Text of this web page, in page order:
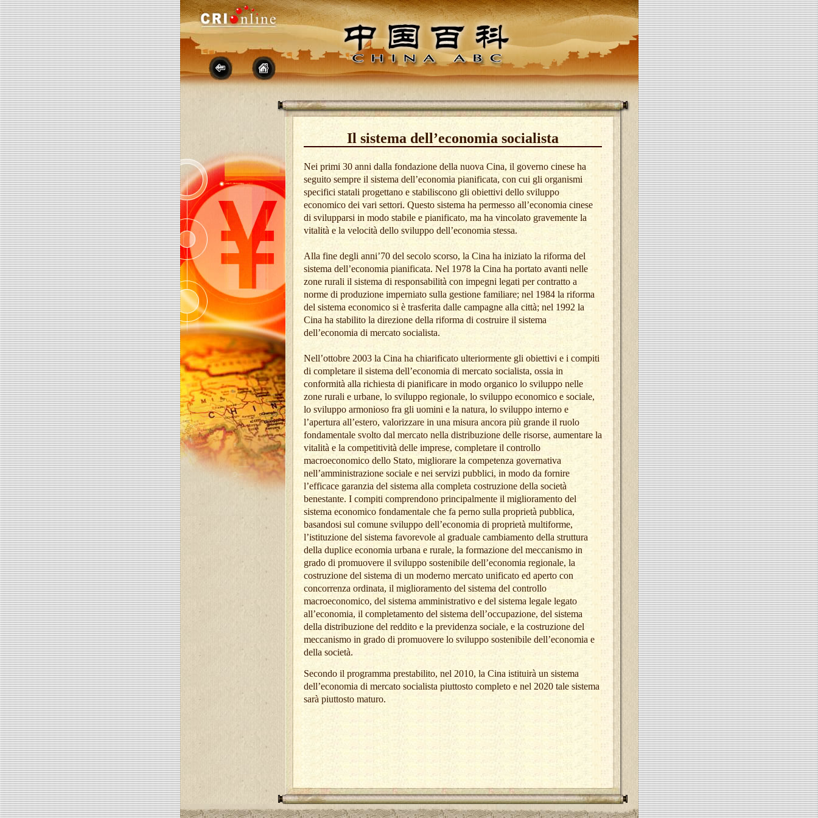
Il sistema dell’economia socialista
Nei primi 30 anni dalla fondazione della nuova Cina, il governo cinese ha
seguito sempre il sistema dell’economia pianificata, con cui gli organismi
specifici statali progettano e stabiliscono gli obiettivi dello sviluppo
economico dei vari settori. Questo sistema ha permesso all’economia cinese
di svilupparsi in modo stabile e pianificato, ma ha vincolato gravemente la
vitalità e la velocità dello sviluppo dell’economia stessa.
Alla fine degli anni’70 del secolo scorso, la Cina ha iniziato la riforma del
sistema dell’economia pianificata. Nel 1978 la Cina ha portato avanti nelle
zone rurali il sistema di responsabilità con impegni legati per contratto a
norme di produzione imperniato sulla gestione familiare; nel 1984 la riforma
del sistema economico si è trasferita dalle campagne alla città; nel 1992 la
Cina ha stabilito la direzione della riforma di costruire il sistema
dell’economia di mercato socialista.
Nell’ottobre 2003 la Cina ha chiarificato ulteriormente gli obiettivi e i compiti
di completare il sistema dell’economia di mercato socialista, ossia in
conformità alla richiesta di pianificare in modo organico lo sviluppo nelle
zone rurali e urbane, lo sviluppo regionale, lo sviluppo economico e sociale,
lo sviluppo armonioso fra gli uomini e la natura, lo sviluppo interno e
l’apertura all’estero, valorizzare in una misura ancora più grande il ruolo
fondamentale svolto dal mercato nella distribuzione delle risorse, aumentare la
vitalità e la competitività delle imprese, completare il controllo
macroeconomico dello Stato, migliorare la competenza governativa
nell’amministrazione sociale e nei servizi pubblici, in modo da fornire
l’efficace garanzia del sistema alla completa costruzione della società
benestante. I compiti comprendono principalmente il miglioramento del
sistema economico fondamentale che fa perno sulla proprietà pubblica,
basandosi sul comune sviluppo dell’economia di proprietà multiforme,
l’istituzione del sistema favorevole al graduale cambiamento della struttura
della duplice economia urbana e rurale, la formazione del meccanismo in
grado di promuovere il sviluppo sostenibile dell’economia regionale, la
costruzione del sistema di un moderno mercato unificato ed aperto con
concorrenza ordinata, il miglioramento del sistema del controllo
macroeconomico, del sistema amministrativo e del sistema legale legato
all’economia, il completamento del sistema dell’occupazione, del sistema
della distribuzione del reddito e la previdenza sociale, e la costruzione del
meccanismo in grado di promuovere lo sviluppo sostenibile dell’economia e
della società.
Secondo il programma prestabilito, nel 2010, la Cina istituirà un sistema
dell’economia di mercato socialista piuttosto completo e nel 2020 tale sistema
sarà piuttosto maturo.